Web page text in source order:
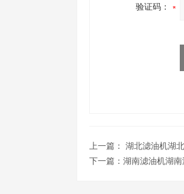
验证码：
上一篇： 湖北滤油机湖
下一篇： 湖南滤油机湖